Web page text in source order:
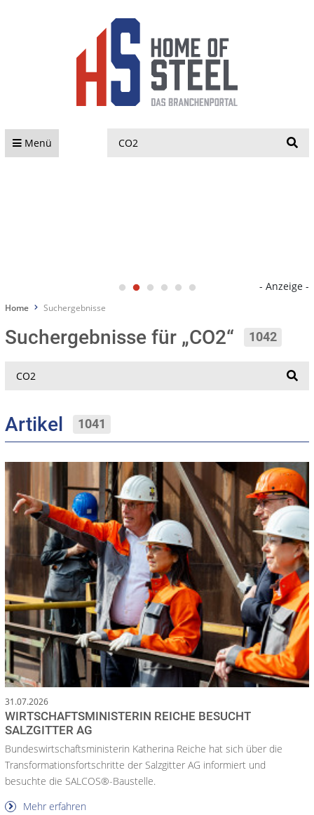
Menü
- Anzeige -
Home Suchergebnisse
Suchergebnisse für „CO2“ 1042
Artikel 1041
31.07.2026
WIRTSCHAFTSMINISTERIN REICHE BESUCHT
SALZGITTER AG
Bundeswirtschaftsministerin Katherina Reiche hat sich über die
Transformationsfortschritte der Salzgitter AG informiert und
besuchte die SALCOS®-Baustelle.
Mehr erfahren